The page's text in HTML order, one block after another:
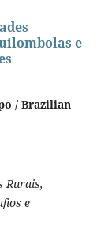
e
/ Brazilian
Rurais,
e